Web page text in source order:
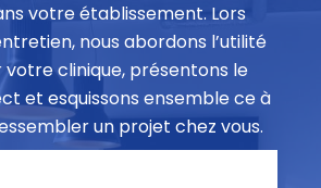
votre établissement. Lors
nous abordons l’utilité
clinique, présentons le
et esquissons ensemble ce à
un projet chez vous.